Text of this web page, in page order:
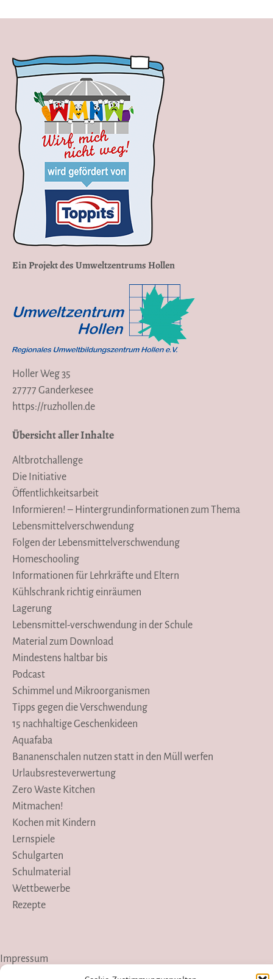
Ein Projekt des Umweltzentrums Hollen
Holler Weg 35
27777 Ganderkesee
https://ruzhollen.de
Übersicht aller Inhalte
Altbrotchallenge
Die Initiative
Öffentlichkeitsarbeit
Informieren! – Hintergrundinformationen zum Thema
Lebensmittelverschwendung
Folgen der Lebensmittelverschwendung
Homeschooling
Informationen für Lehrkräfte und Eltern
Kühlschrank richtig einräumen
Lagerung
Lebensmittel-verschwendung in der Schule
Material zum Download
Mindestens haltbar bis
Podcast
Schimmel und Mikroorganismen
Tipps gegen die Verschwendung
15 nachhaltige Geschenkideen
Aquafaba
Bananenschalen nutzen statt in den Müll werfen
Urlaubsresteverwertung
Zero Waste Kitchen
Mitmachen!
Kochen mit Kindern
Lernspiele
Schulgarten
Schulmaterial
Wettbewerbe
Rezepte
Impressum